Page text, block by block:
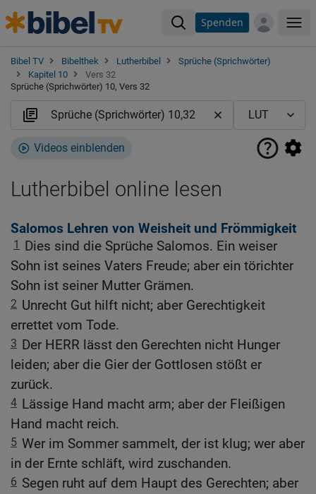
Spenden
Bibel TV Bibelthek Lutherbibel
Sprüche (Sprichwörter)
Kapitel 10
Vers 32
Sprüche (Sprichwörter) 10, Vers 32
Videos einblenden
Lutherbibel online lesen
Salomos Lehren von Weisheit und Frömmigkeit
1
Dies sind die Sprüche Salomos. Ein weiser
Sohn ist seines Vaters Freude; aber ein törichter
Sohn ist seiner Mutter Grämen.
2 Unrecht Gut hilft nicht; aber Gerechtigkeit
errettet vom Tode.
3 Der HERR lässt den Gerechten nicht Hunger
leiden; aber die Gier der Gottlosen stößt er
zurück.
4 Lässige Hand macht arm; aber der Fleißigen
Hand macht reich.
5 Wer im Sommer sammelt, der ist klug; wer aber
in der Ernte schläft, wird zuschanden.
6 Segen ruht auf dem Haupt des Gerechten; aber